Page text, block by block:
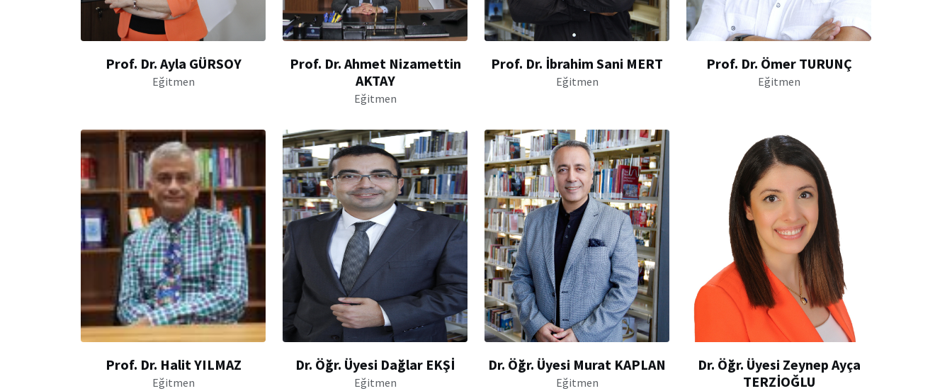
Prof. Dr. Ayla GÜRSOY
Eğitmen
Prof. Dr. Ahmet Nizamettin
AKTAY
Eğitmen
Prof. Dr. İbrahim Sani MERT
Eğitmen
Prof. Dr. Ömer TURUNÇ
Eğitmen
Prof. Dr. Halit YILMAZ
Eğitmen
Dr. Öğr. Üyesi Dağlar EKŞİ
Eğitmen
Dr. Öğr. Üyesi Murat KAPLAN
Eğitmen
Dr. Öğr. Üyesi Zeynep Ayça
TERZİOĞLU